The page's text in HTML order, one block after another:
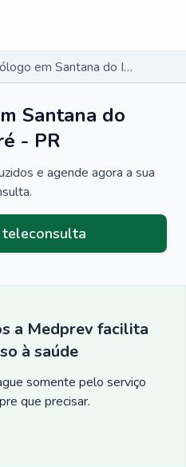
Nutrólogo em Santana do Itararé - PR
Santana do
- PR
e agende agora a sua
a Medprev facilita
à saúde
somente pelo serviço
que precisar.